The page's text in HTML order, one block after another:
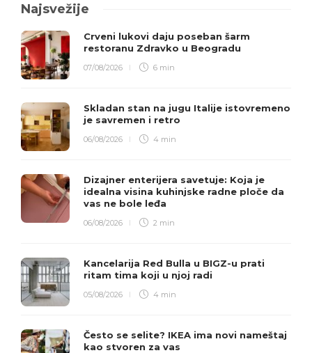
Najsvežije
Crveni lukovi daju poseban šarm
restoranu Zdravko u Beogradu
07/08/2026 6 min
Skladan stan na jugu Italije istovremeno
je savremen i retro
06/08/2026 4 min
Dizajner enterijera savetuje: Koja je
idealna visina kuhinjske radne ploče da
vas ne bole leđa
06/08/2026 2 min
Kancelarija Red Bulla u BIGZ-u prati
ritam tima koji u njoj radi
05/08/2026 4 min
Često se selite? IKEA ima novi nameštaj
kao stvoren za vas